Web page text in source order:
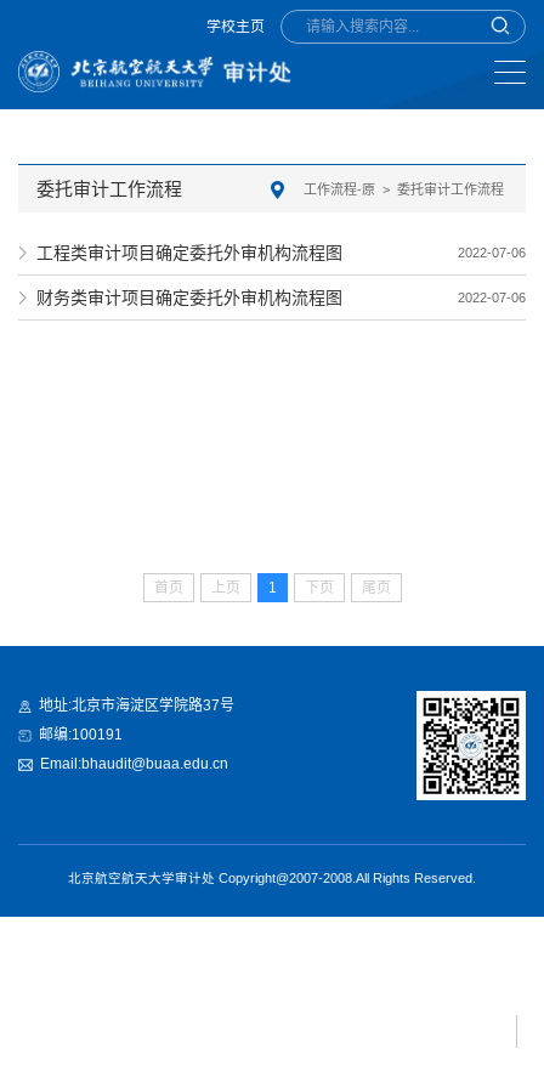
学校主页
委托审计工作流程 工作流程-原 > 委托审计工作流程
工程类审计项目确定委托外审机构流程图 2022-07-06
财务类审计项目确定委托外审机构流程图 2022-07-06
首页 上页 1 下页 尾页
地址:北京市海淀区学院路37号
邮编:100191
Email:bhaudit@buaa.edu.cn
北京航空航天大学审计处 Copyright@2007-2008.All Rights Reserved.